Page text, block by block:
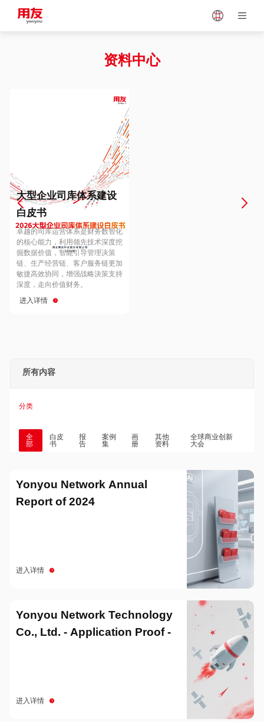
Vietnam
Europe
Hungary
Hong Kong
资料中心
大型企业司库体系建设
白皮书
卓越的司库运营体系是财务数智化
的核心能力，利用领先技术深度挖
掘数据价值，智能引导管理决策
链、生产经营链、客户服务链更加
敏捷高效协同，增强战略決策支持
深度，走向价值财务。
进入详情
所有内容
分类
全
部
白皮
书
报
告
案例
集
画
册
其他
资料
全球商业创新
大会
Yonyou Network Annual
Report of 2024
进入详情
Yonyou Network Technology
Co., Ltd. - Application Proof -
进入详情